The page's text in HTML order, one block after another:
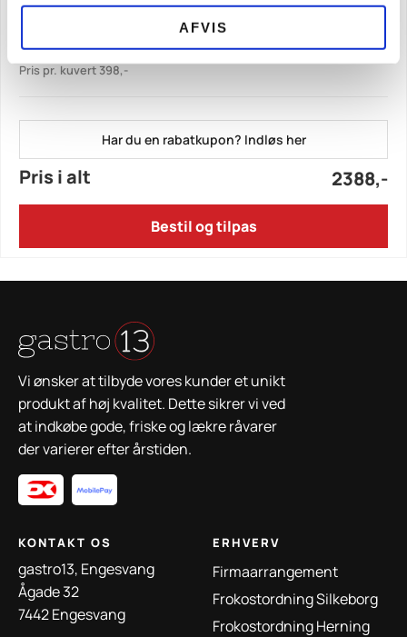
AFVIS
3 retters menu (SEP-OKT-NOV) x6 2388,-
Pris pr. kuvert 398,-
Har du en rabatkupon? Indløs her
Pris i alt 2388,-
Bestil og tilpas
Vi ønsker at tilbyde vores kunder et unikt
produkt af høj kvalitet. Dette sikrer vi ved
at indkøbe gode, friske og lækre råvarer
der varierer efter årstiden.
KONTAKT OS
gastro13, Engesvang
Ågade 32
7442 Engesvang
ERHVERV
Firmaarrangement
Frokostordning Silkeborg
Frokostordning Herning